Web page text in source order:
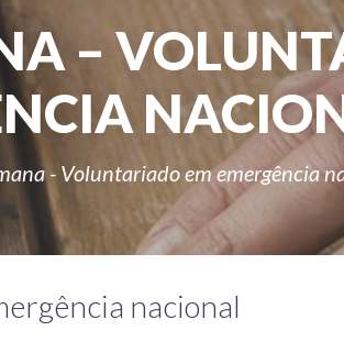
–
- Voluntariado em emergência
nacional